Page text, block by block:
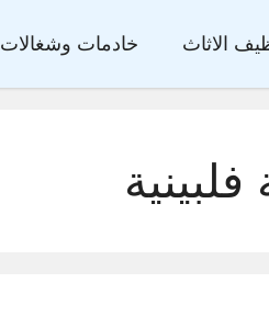
الاثاث خادمات وشغالات